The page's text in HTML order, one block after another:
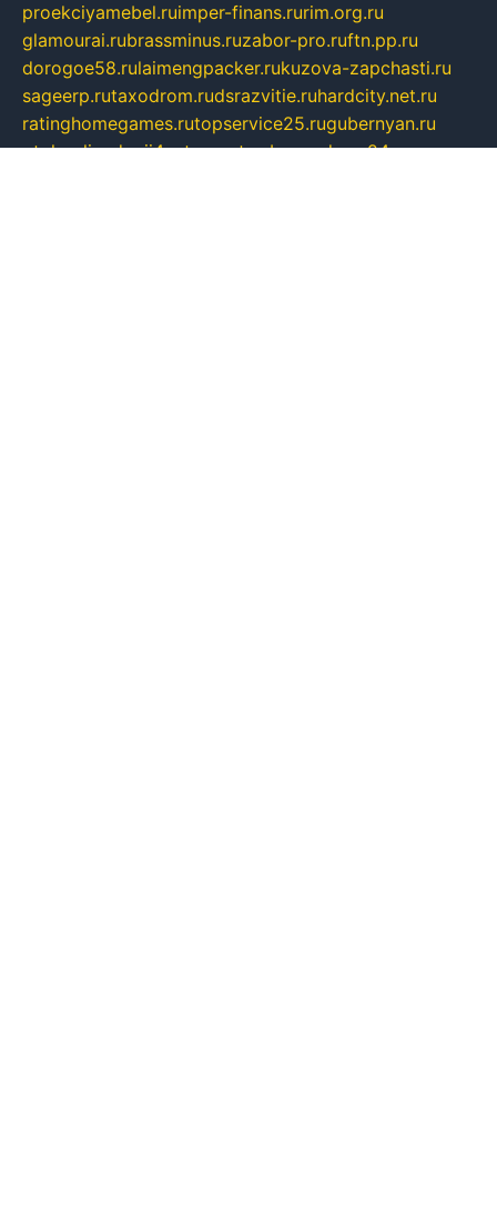
proekciyamebel.ruimper-finans.rurim.org.ru
glamourai.rubrassminus.ruzabor-pro.ruftn.pp.ru
dorogoe58.rulaimengpacker.rukuzova-zapchasti.ru
sageerp.rutaxodrom.rudsrazvitie.ruhardcity.net.ru
ratinghomegames.rutopservice25.rugubernyan.ru
gtglasslined.ruii4.rutssport.spb.ruandorra24.com